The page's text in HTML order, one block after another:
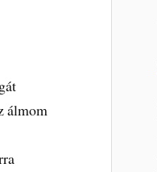
álmom